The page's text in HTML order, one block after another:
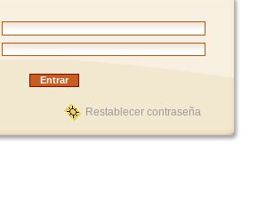
Restablecer contraseña